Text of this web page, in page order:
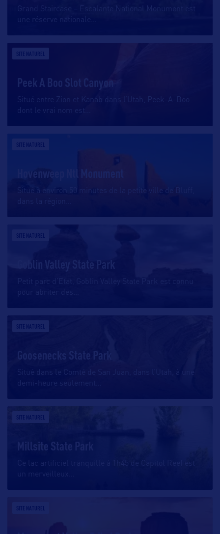
Grand Staircase – Escalante National Monument est
une réserve nationale
SITE NATUREL
Peek A Boo Slot Canyon
Situé entre Zion et Kanab dans l’Utah, Peek-A-Boo
dont le vrai nom est
SITE NATUREL
Hovenweep Ntl Monument
Situé à environ 50 minutes de la petite ville de Bluff,
dans la région
SITE NATUREL
Goblin Valley State Park
Petit parc d’Etat, Goblin Valley State Park est connu
SITE NATUREL
Goosenecks State Park
Situé dans le Comté de San Juan, dans l’Utah, à une
demi-heure seulement
SITE NATUREL
Millsite State Park
Ce lac artificiel tranquille à 1h45 de Capitol Reef est
un merveilleux
SITE NATUREL